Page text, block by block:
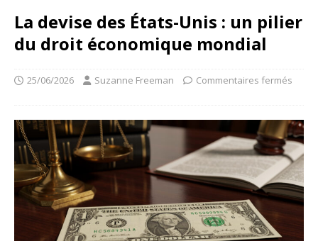
La devise des États-Unis : un pilier
du droit économique mondial
25/06/2026 Suzanne Freeman Commentaires fermés